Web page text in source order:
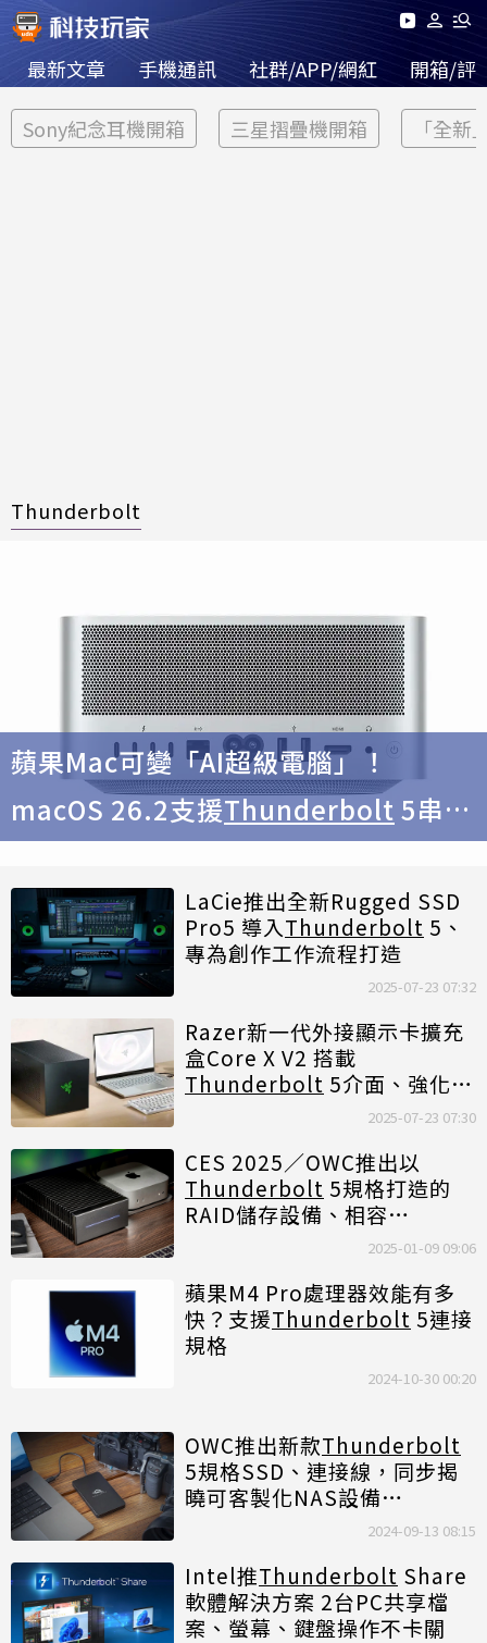
最新文章 手機通訊 社群/APP/網紅 開箱/評
Sony紀念耳機開箱 三星摺疊機開箱 「全新
Thunderbolt
蘋果Mac可變「AI超級電腦」！
macOS 26.2支援Thunderbolt 5串接
LaCie推出全新Rugged SSD
Pro5 導入Thunderbolt 5、
專為創作工作流程打造
2025-07-23 07:32
Razer新一代外接顯示卡擴充
盒Core X V2 搭載
Thunderbolt 5介面、強化頻
2025-07-23 07:30
CES 2025／OWC推出以
Thunderbolt 5規格打造的
RAID儲存設備、相容
規格的主動式光
2025-01-09 09:06
蘋果M4 Pro處理器效能有多
快？支援Thunderbolt 5連接
規格
2024-10-30 00:20
OWC推出新款Thunderbolt
5規格SSD、連接線，同步揭
曉可客製化NAS設備
「Jellyfish Studio」2024-09-13 08:15
Intel推Thunderbolt Share
軟體解決方案 2台PC共享檔
案、螢幕、鍵盤操作不卡關